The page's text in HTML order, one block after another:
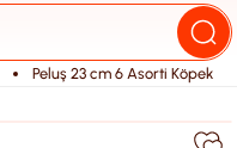
Peluş 23 cm 6 Asorti Köpek